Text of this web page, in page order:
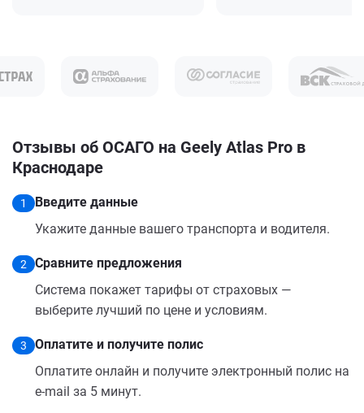
Отзывы об ОСАГО на Geely Atlas Pro в
Краснодаре
1
Введите данные
Укажите данные вашего транспорта и водителя.
2
Сравните предложения
Система покажет тарифы от страховых —
выберите лучший по цене и условиям.
3
Оплатите и получите полис
Оплатите онлайн и получите электронный полис на
e-mail за 5 минут.